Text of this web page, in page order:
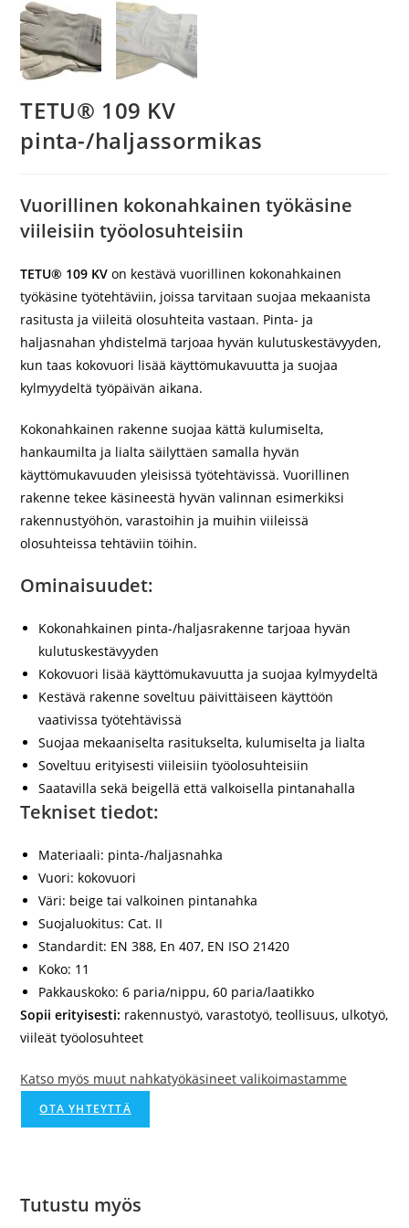
TETU® 109 KV
pinta-/haljassormikas
Vuorillinen kokonahkainen työkäsine
viileisiin työolosuhteisiin
TETU® 109 KV on kestävä vuorillinen kokonahkainen
työkäsine työtehtäviin, joissa tarvitaan suojaa mekaanista
rasitusta ja viileitä olosuhteita vastaan. Pinta- ja
haljasnahan yhdistelmä tarjoaa hyvän kulutuskestävyyden,
kun taas kokovuori lisää käyttömukavuutta ja suojaa
kylmyydeltä työpäivän aikana.
Kokonahkainen rakenne suojaa kättä kulumiselta,
hankaumilta ja lialta säilyttäen samalla hyvän
käyttömukavuuden yleisissä työtehtävissä. Vuorillinen
rakenne tekee käsineestä hyvän valinnan esimerkiksi
rakennustyöhön, varastoihin ja muihin viileissä
olosuhteissa tehtäviin töihin.
Ominaisuudet:
Kokonahkainen pinta-/haljasrakenne tarjoaa hyvän
kulutuskestävyyden
Kokovuori lisää käyttömukavuutta ja suojaa kylmyydeltä
Kestävä rakenne soveltuu päivittäiseen käyttöön
vaativissa työtehtävissä
Suojaa mekaaniselta rasitukselta, kulumiselta ja lialta
Soveltuu erityisesti viileisiin työolosuhteisiin
Saatavilla sekä beigellä että valkoisella pintanahalla
Tekniset tiedot:
Materiaali: pinta-/haljasnahka
Vuori: kokovuori
Väri: beige tai valkoinen pintanahka
Suojaluokitus: Cat. II
Standardit: EN 388, En 407, EN ISO 21420
Koko: 11
Pakkauskoko: 6 paria/nippu, 60 paria/laatikko
Sopii erityisesti: rakennustyö, varastotyö, teollisuus, ulkotyö,
viileät työolosuhteet
Katso myös muut nahkatyökäsineet valikoimastamme
OTA YHTEYTTÄ
Tutustu myös